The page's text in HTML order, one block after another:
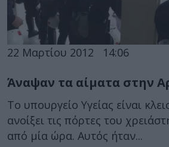
22 Μαρτίου 2012 14:06
Άναψαν τα αίματα στην
Το υπουργείο Υγείας είναι
ανοίξει τις πόρτες του
από μία ώρα. Αυτός ήταν...